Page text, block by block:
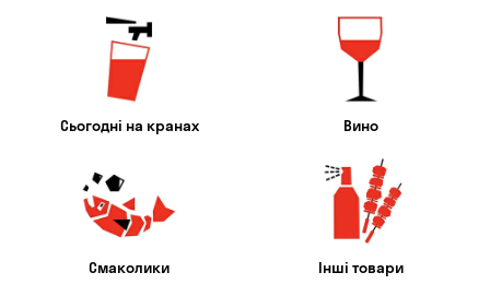
Сьогодні на кранах Вино
Смаколики Інші товари